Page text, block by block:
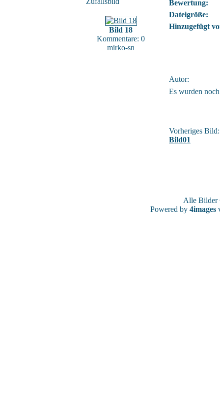
Bild 18
Kommentare: 0
mirko-sn
Bewertung:
Dateigröße:
Hinzugefügt
Autor:
Es wurden
Vorheriges Bild:
Bild01
Alle
Powered by 4images